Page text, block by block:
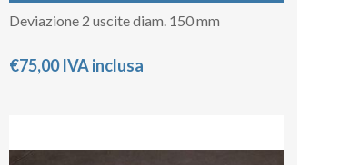
Deviazione 2 uscite diam. 150 mm
€75,00 IVA inclusa